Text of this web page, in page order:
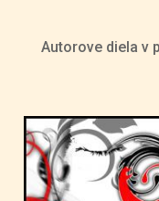
Autorove diela v